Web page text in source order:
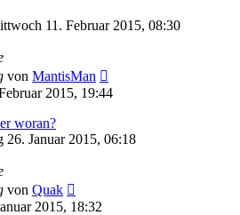
11. Februar 2015, 08:30
von MantisMan
2015, 19:44
woran?
26. Januar 2015, 06:18
von Quak
2015, 18:32